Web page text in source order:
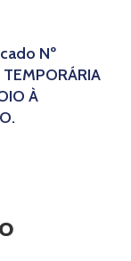
Nº
À